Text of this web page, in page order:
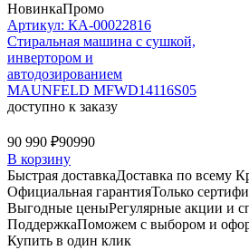
НовинкаПромо
Артикул: КА-00022816
Стиральная машина c сушкой,
инвертором и
автодозированием
MAUNFELD MFWD14116S05
доступно к заказу
90 990 ₽90990
В корзину
Быстрая доставкаДоставка по всему
Официальная гарантияТолько
Выгодные ценыРегулярные акции и
ПоддержкаПоможем с выбором и
Купить в один клик